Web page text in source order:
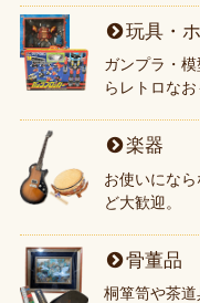
玩具・
ガンプラ・
らレトロな
楽器
お使いにな
ど大歓迎。
骨董品
桐箪笥や茶